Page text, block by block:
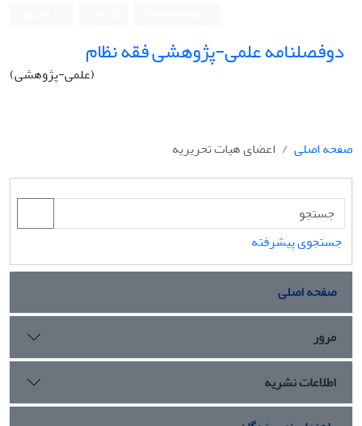
دوفصلنامه علمی-پژوهشی فقه نظام
(علمی-پژوهشی)
صفحه اصلی اعضای هیات تحریریه
جستجوی پیشرفته
صفحه اصلی
مرور
اطلاعات نشریه